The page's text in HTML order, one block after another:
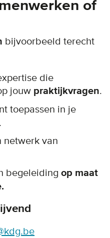
of
bijvoorbeeld terecht
die
jouw praktijkvragen.
toepassen in je
netwerk van
begeleiding op maat